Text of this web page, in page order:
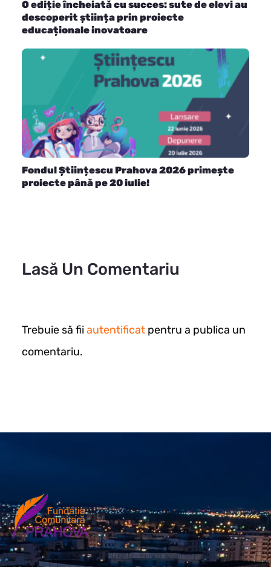
O ediție încheiată cu succes: sute de elevi au
descoperit știința prin proiecte
educaționale inovatoare
Fondul Științescu Prahova 2026 primește
proiecte până pe 20 iulie!
Lasă Un Comentariu
Trebuie să fiiautentificat pentru a publica un
comentariu.